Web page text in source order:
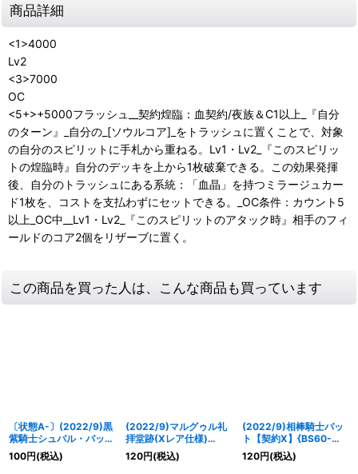
商品詳細
<1>4000
Lv2
<3>7000
OC
<5+>+5000フラッシュ__契約煌臨：血契約/夜族＆C1以上_『自分
のターン』_自分の_[ソウルコア]_をトラッシュに置くことで、対象
の自分のスピリットに手札から重ねる。Lv1・Lv2_『このスピリッ
トの煌臨時』自分のデッキを上から1枚破棄できる。この効果発揮
後、自分のトラッシュにある系統：「血晶」を持つミラージュカー
ド1枚を、コストを支払わずにセットできる。_OC条件：カウント5
以上_OC中__Lv1・Lv2_『このスピリットのアタック時』相手のフィ
ールドのコア2個をリザーブに置く。
この商品を買った人は、こんな商品も買っています
〔状態A-〕(2022/9)黒
紫騎士シュバル・バット
【X】{BS60-X02}
《紫》
100円(税込)
(2022/9)マルグゥル礼
拝堂跡(Xレア仕様)
【C】{BS60-076}
《紫》
120円(税込)
(2022/9)相棒騎士バッ
ト【契約X】{BS60-
CX02}《紫》
120円(税込)